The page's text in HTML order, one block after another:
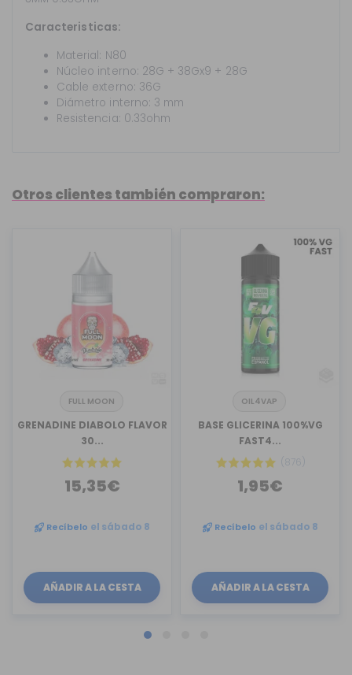
Caracteristicas:
Material: N80
Núcleo interno: 28G + 38Gx9 + 28G
Cable externo: 36G
Diámetro interno: 3 mm
Resistencia: 0.33ohm
Otros clientes también compraron:
FULL MOON
GRENADINE DIABOLO FLAVOR
30...
15,35€
Recíbelo el sábado 8
AÑADIR A LA CESTA
OIL4VAP
BASE GLICERINA 100%VG
FAST4...
(876)
1,95€
Recíbelo el sábado 8
AÑADIR A LA CESTA